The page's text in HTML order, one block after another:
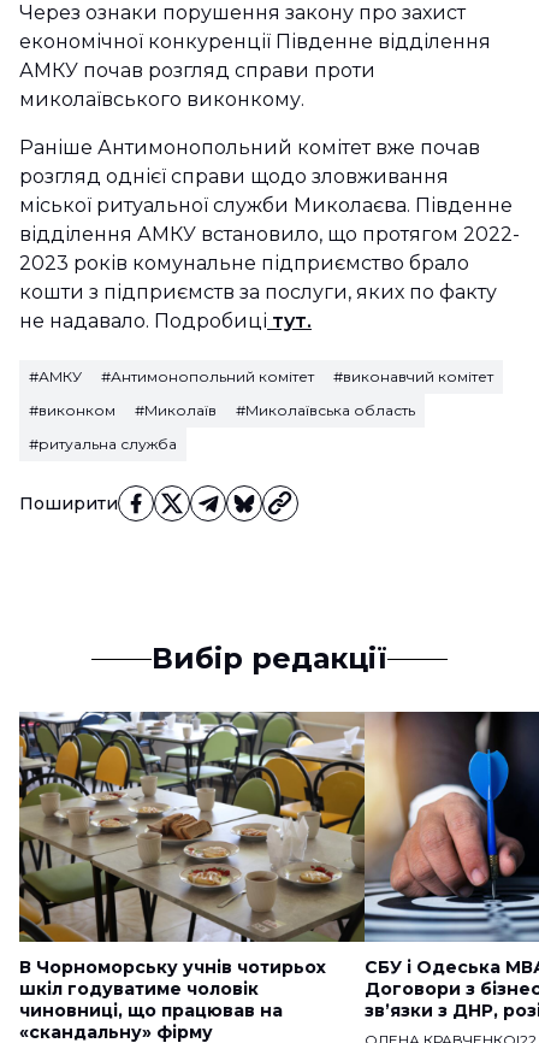
Поширити
Через ознаки порушення закону про захист
економічної конкуренції Південне відділення
АМКУ почав розгляд справи проти
миколаївського виконкому.
Раніше Антимонопольний комітет вже почав
розгляд однієї справи щодо зловживання
міської ритуальної служби Миколаєва. Південне
відділення АМКУ встановило, що протягом 2022-
2023 років комунальне підприємство брало
кошти з підприємств за послуги, яких по факту
не надавало. Подробиці тут.
#АМКУ #Антимонопольний комітет
#виконавчий комітет
#виконком
#Миколаїв
#Миколаївська область
#ритуальна служба
Вибір редакції
В Чорноморську учнів чотирьох
шкіл годуватиме чоловік
чиновниці, що працював на
«скандальну» фірму
СБУ і Одеська
Договори з
звʼязки з ДНР,